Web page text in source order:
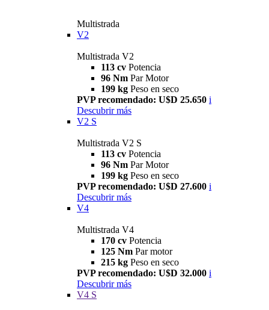
Multistrada
V2
Multistrada V2
113 cv Potencia
96 Nm Par Motor
199 kg Peso en seco
PVP recomendado: U$D 25.650 i
Descubrir más
V2 S
Multistrada V2 S
113 cv Potencia
96 Nm Par Motor
199 kg Peso en seco
PVP recomendado: U$D 27.600 i
Descubrir más
V4
Multistrada V4
170 cv Potencia
125 Nm Par motor
215 kg Peso en seco
PVP recomendado: U$D 32.000 i
Descubrir más
V4 S